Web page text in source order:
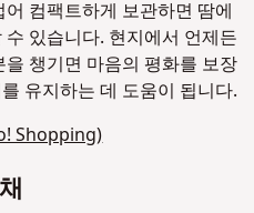
컴팩트하게 보관하면 땀에
있습니다. 현지에서 언제든
챙기면 마음의 평화를 보장
유지하는 데 도움이 됩니다.
Shopping)